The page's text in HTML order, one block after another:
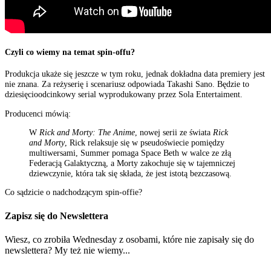
Czyli co wiemy na temat spin-offu?
Produkcja ukaże się jeszcze w tym roku, jednak dokładna data premiery jest
nie znana. Za reżyserię i scenariusz odpowiada Takashi Sano. Będzie to
dziesięcioodcinkowy serial wyprodukowany przez Sola Entertaiment.
Producenci mówią:
W Rick and Morty: The Anime , nowej serii ze świata Rick
and Morty, Rick relaksuje się w pseudoświecie pomiędzy
multiwersami, Summer pomaga Space Beth w walce ze złą
Federacją Galaktyczną, a Morty zakochuje się w tajemniczej
dziewczynie, która tak się składa, że ​​jest istotą bezczasową.
Co sądzicie o nadchodzącym spin-offie?
Zapisz się do Newslettera
Wiesz, co zrobiła Wednesday z osobami, które nie zapisały się do
newslettera? My też nie wiemy...